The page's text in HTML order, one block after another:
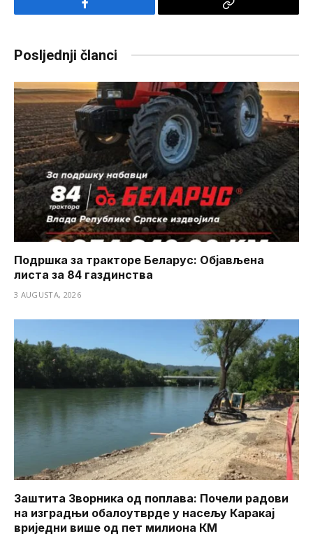
Facebook
Copy
Posljednji članci
Подршка за тракторе Беларус: Објављена
листа за 84 газдинства
3 AUGUSTA, 2026
Заштита Зворника од поплава: Почели радови
на изградњи обалоутврде у насељу Каракај
вриједни више од пет милиона КМ